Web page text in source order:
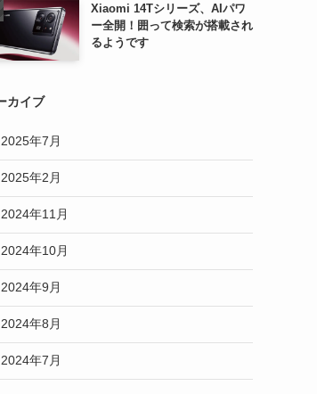
Xiaomi 14Tシリーズ、AIパワ
ー全開！囲って検索が搭載され
るようです
カイブ
2025年7月
2025年2月
2024年11月
2024年10月
2024年9月
2024年8月
2024年7月